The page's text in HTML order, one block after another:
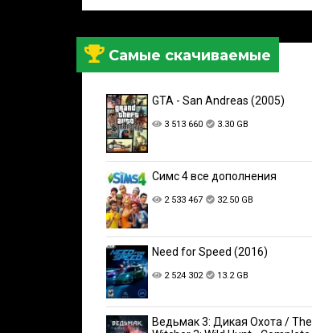
Самые скачиваемые
GTA - San Andreas (2005)
3 513 660 3.30 GB
Симс 4 все дополнения
2 533 467 32.50 GB
Need for Speed (2016)
2 524 302 13.2 GB
Ведьмак 3: Дикая Охота / The